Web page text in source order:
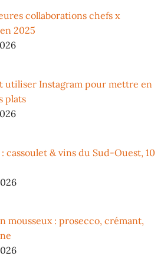
collaborations chefs x
2025
utiliser Instagram pour mettre en
plats
cassoulet & vins du Sud-Ouest, 10
mousseux : prosecco, crémant,